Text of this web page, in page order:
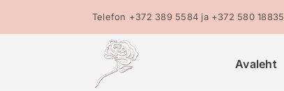
Telefon +372 389 5584 ja +372 580 18835
Avaleht